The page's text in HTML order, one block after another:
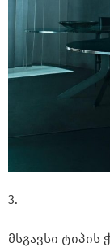
3.
მსგავსი